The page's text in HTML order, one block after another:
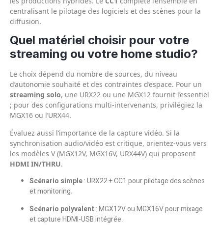
centralisant le pilotage des logiciels et des scènes pour la
diffusion.
Quel matériel choisir pour votre
streaming ou votre home studio?
Le choix dépend du nombre de sources, du niveau
d’autonomie souhaité et des contraintes d’espace. Pour un
streaming solo, une URX22 ou une MGX12 fournit l’essentiel
; pour des configurations multi-intervenants, privilégiez la
MGX16 ou l’URX44.
Évaluez aussi l’importance de la capture vidéo. Si la
synchronisation audio/vidéo est critique, orientez-vous vers
les modèles V (MGX12V, MGX16V, URX44V) qui proposent
HDMI IN/THRU.
Scénario simple: URX22 + CC1 pour pilotage des scènes
et monitoring.
Scénario polyvalent: MGX12V ou MGX16V pour mixage
et capture HDMI-USB intégrée.